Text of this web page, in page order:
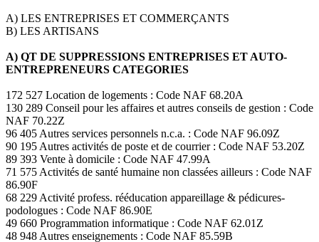
A) LES ENTREPRISES ET COMMERÇANTS
B) LES ARTISANS
A) QT DE SUPPRESSIONS ENTREPRISES ET AUTO-
ENTREPRENEURS CATEGORIES
172 527 Location de logements : Code NAF 68.20A
130 289 Conseil pour les affaires et autres conseils de gestion : Code
NAF 70.22Z
96 405 Autres services personnels n.c.a. : Code NAF 96.09Z
90 195 Autres activités de poste et de courrier : Code NAF 53.20Z
89 393 Vente à domicile : Code NAF 47.99A
71 575 Activités de santé humaine non classées ailleurs : Code NAF
86.90F
68 229 Activité profess. rééducation appareillage & pédicures-
podologues : Code NAF 86.90E
49 660 Programmation informatique : Code NAF 62.01Z
48 948 Autres enseignements : Code NAF 85.59B